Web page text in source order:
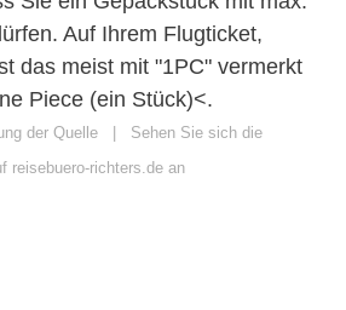
Auf Ihrem Flugticket,
das meist mit "1PC" vermerkt
Piece (ein Stück)<.
der Quelle
Sehen Sie sich die
reisebuero-richters.de an